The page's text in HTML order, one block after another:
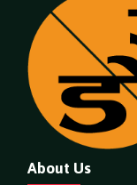
About Us